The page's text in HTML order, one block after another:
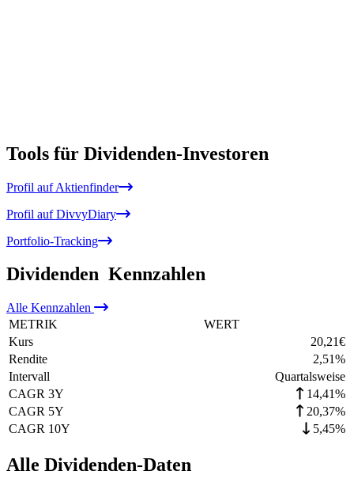
Tools für Dividenden-Investoren
Profil auf Aktienfinder
Profil auf DivvyDiary
Portfolio-Tracking
Dividenden Kennzahlen
Alle Kennzahlen
METRIK
WERT
Kurs
20,21€
Rendite
2,51%
Intervall
Quartalsweise
CAGR 3Y
14,41%
CAGR 5Y
20,37%
CAGR 10Y
5,45%
Alle Dividenden-Daten